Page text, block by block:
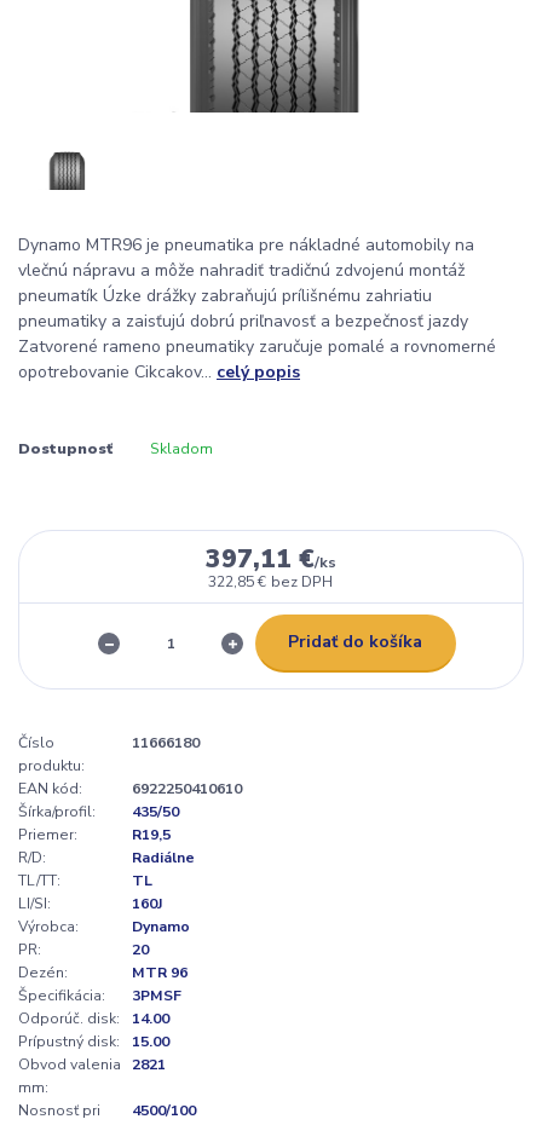
Dynamo MTR96 je pneumatika pre nákladné automobily na
vlečnú nápravu a môže nahradiť tradičnú zdvojenú montáž
pneumatík Úzke drážky zabraňujú prílišnému zahriatiu
pneumatiky a zaisťujú dobrú priľnavosť a bezpečnosť jazdy
Zatvorené rameno pneumatiky zaručuje pomalé a rovnomerné
opotrebovanie Cikcakov... celý popis
Dostupnosť Skladom
397,11 €/ks
322,85 € bez DPH
Pridať do košíka
Číslo
produktu:
11666180
EAN kód:
6922250410610
Šírka/profil:
435/50
Priemer:
R19,5
R/D:
Radiálne
TL/TT:
TL
LI/SI:
160J
Výrobca:
Dynamo
PR:
20
Dezén:
MTR 96
Špecifikácia:
3PMSF
Odporúč. disk:
14.00
Prípustný disk:
15.00
Obvod valenia
mm:
2821
Nosnosť pri
4500/100